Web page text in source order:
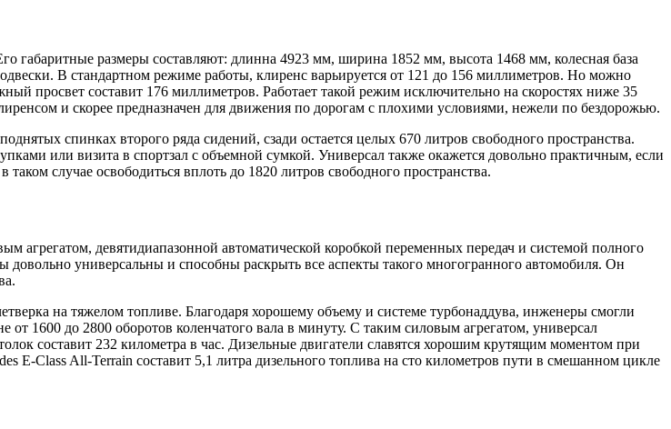
габаритные размеры составляют: длинна 4923 мм, ширина 1852 мм, высота 1468 мм, колесная база
В стандартном режиме работы, клиренс варьируется от 121 до 156 миллиметров. Но можно
просвет составит 176 миллиметров. Работает такой режим исключительно на скоростях ниже 35
и скорее предназначен для движения по дорогам с плохими условиями, нежели по бездорожью.
спинках второго ряда сидений, сзади остается целых 670 литров свободного пространства.
или визита в спортзал с объемной сумкой. Универсал также окажется довольно практичным, если
случае освободиться вплоть до 1820 литров свободного пространства.
агрегатом, девятидиапазонной автоматической коробкой переменных передач и системой полного
универсальны и способны раскрыть все аспекты такого многогранного автомобиля. Он
на тяжелом топливе. Благодаря хорошему объему и системе турбонаддува, инженеры смогли
1600 до 2800 оборотов коленчатого вала в минуту. С таким силовым агрегатом, универсал
составит 232 километра в час. Дизельные двигатели славятся хорошим крутящим моментом при
E-Class All-Terrain составит 5,1 литра дизельного топлива на сто километров пути в смешанном цикле